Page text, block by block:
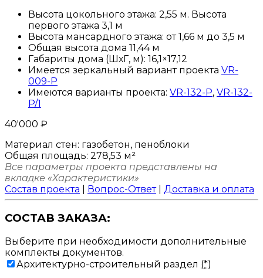
Высота цокольного этажа: 2,55 м. Высота
первого этажа 3,1 м
Высота мансардного этажа: от 1,66 м до 3,5 м
Общая высота дома 11,44 м
Габариты дома (ШхГ, м): 16,1×17,12
Имеется зеркальный вариант проекта VR-
009-P
Имеются варианты проекта: VR-132-P, VR-132-
P/1
40'000 ₽
Материал стен: газобетон, пеноблоки
Общая площадь: 278,53 м²
Все параметры проекта представлены на
вкладке «Характеристики»
Состав проекта
Вопрос-Ответ| Доставка и оплата
СОСТАВ ЗАКАЗА:
Выберите при необходимости дополнительные
комплекты документов.
Архитектурно-строительный раздел (*)